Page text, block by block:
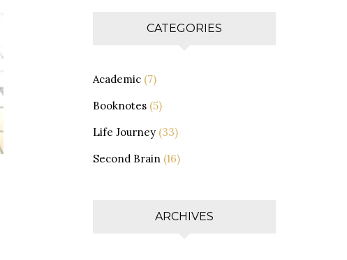
CATEGORIES
Academic(7)
Booknotes(5)
Life Journey(33)
Second Brain(16)
ARCHIVES